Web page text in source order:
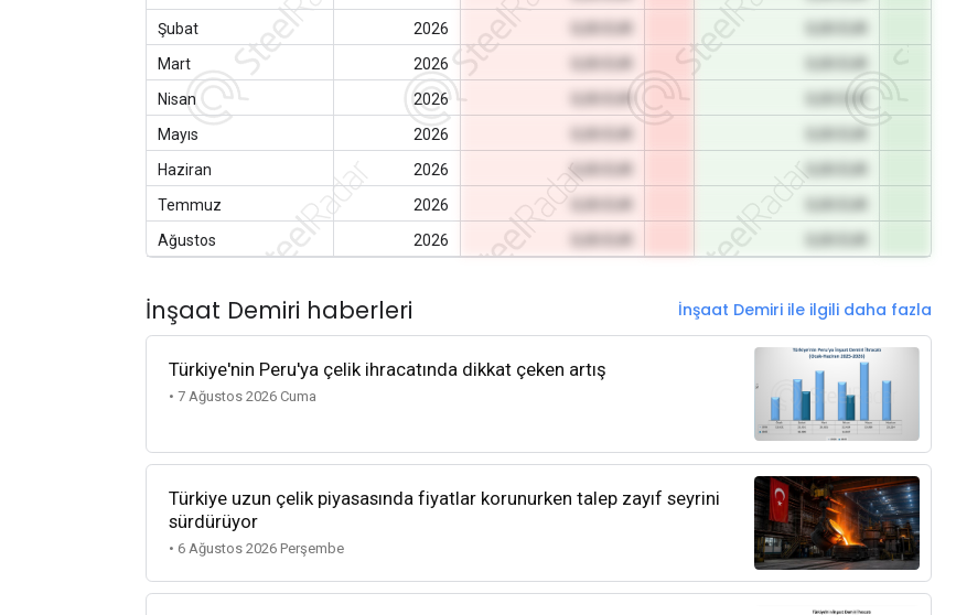
Şubat
2026
Mart
2026
Nisan
2026
0,00 EUR
Mayıs
2026
Haziran
2026 0,00 EUR
Temmuz
2026
Ağustos
2026
İnşaat Demiri haberleri İnşaat Demiri ile ilgili daha fazla
Türkiye'nin Peru'ya çelik ihracatında dikkat çeken artış
• 7 Ağustos 2026 Cuma
Türkiye uzun çelik piyasasında fiyatlar korunurken talep zayıf seyrini
sürdürüyor
• 6 Ağustos 2026 Perşembe